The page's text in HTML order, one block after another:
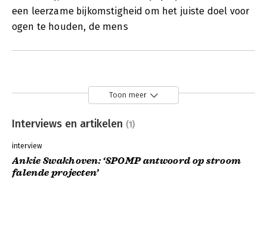
een leerzame bijkomstigheid om het juiste doel voor
ogen te houden, de mens
Toon meer
Interviews en artikelen (1)
interview
Ankie Swakhoven: ‘SPOMP antwoord op stroom
falende projecten’